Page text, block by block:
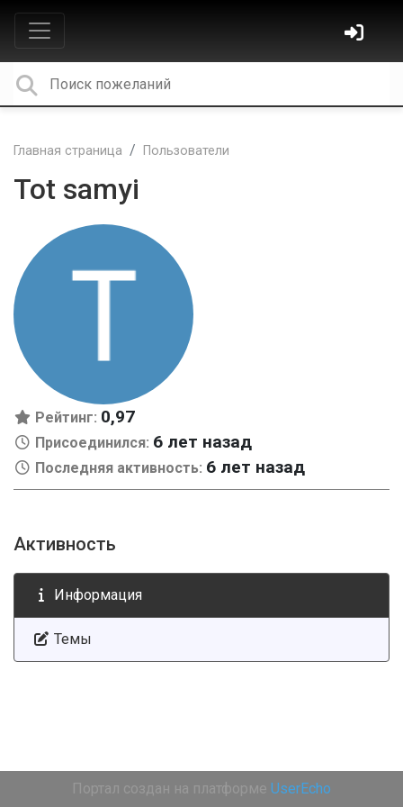
Главная страница Пользователи
Tot samyi
Рейтинг: 0,97
Присоединился: 6 лет назад
Последняя активность: 6 лет назад
Активность
Информация
Темы
Портал создан на платформе UserEcho